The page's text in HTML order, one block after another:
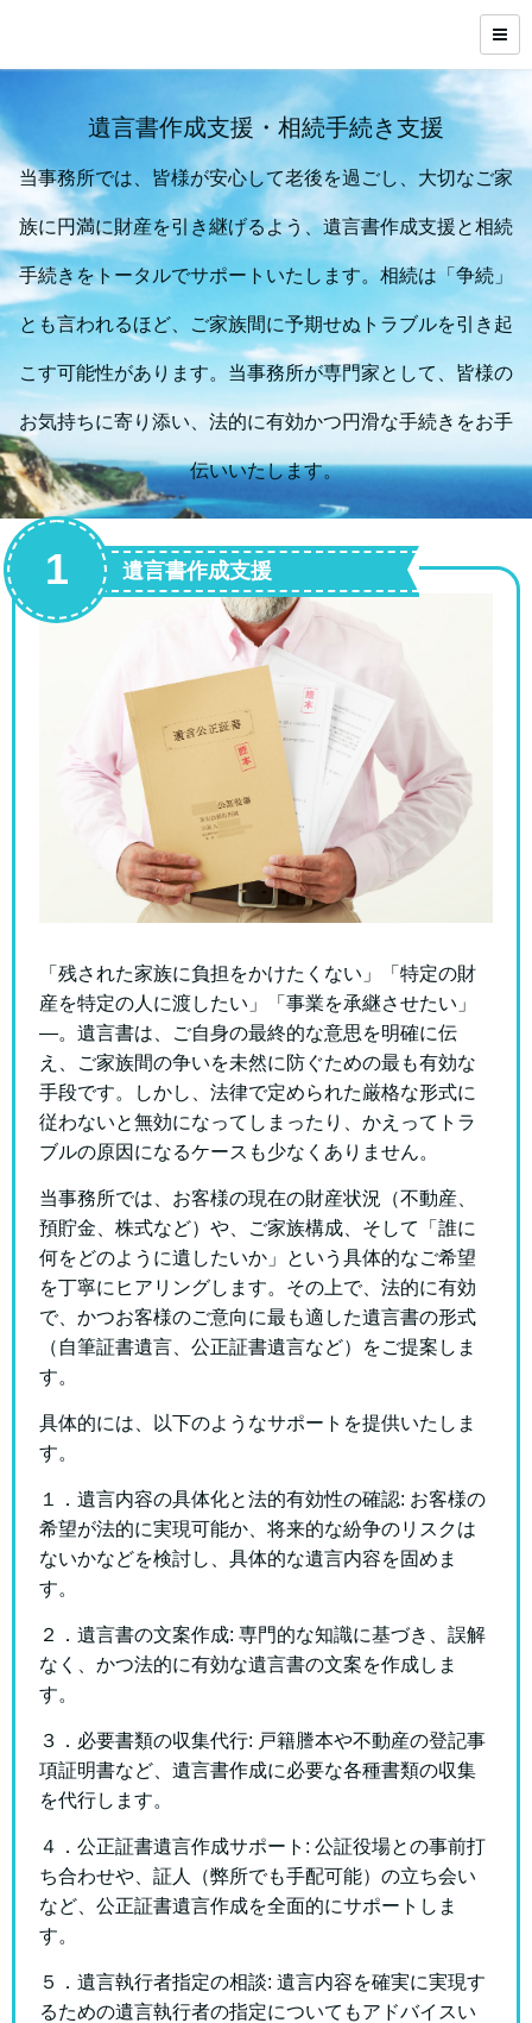
遺言書作成支援・相続手続き支援
当事務所では、皆様が安心して老後を過ごし、大切なご家
族に円満に財産を引き継げるよう、遺言書作成支援と相続
手続きをトータルでサポートいたします。相続は「争続」
とも言われるほど、ご家族間に予期せぬトラブルを引き起
こす可能性があります。当事務所が専門家として、皆様の
お気持ちに寄り添い、法的に有効かつ円滑な手続きをお手
伝いいたします。
遺言書作成支援
1
「残された家族に負担をかけたくない」「特定の財
産を特定の人に渡したい」「事業を承継させたい」
—。遺言書は、ご自身の最終的な意思を明確に伝
え、ご家族間の争いを未然に防ぐための最も有効な
手段です。しかし、法律で定められた厳格な形式に
従わないと無効になってしまったり、かえってトラ
ブルの原因になるケースも少なくありません。
当事務所では、お客様の現在の財産状況（不動産、
預貯金、株式など）や、ご家族構成、そして「誰に
何をどのように遺したいか」という具体的なご希望
を丁寧にヒアリングします。その上で、法的に有効
で、かつお客様のご意向に最も適した遺言書の形式
（自筆証書遺言、公正証書遺言など）をご提案しま
す。
具体的には、以下のようなサポートを提供いたしま
す。
１．遺言内容の具体化と法的有効性の確認: お客様の
希望が法的に実現可能か、将来的な紛争のリスクは
ないかなどを検討し、具体的な遺言内容を固めま
す。
２．遺言書の文案作成: 専門的な知識に基づき、誤解
なく、かつ法的に有効な遺言書の文案を作成しま
す。
３．必要書類の収集代行: 戸籍謄本や不動産の登記事
項証明書など、遺言書作成に必要な各種書類の収集
を代行します。
４．公正証書遺言作成サポート: 公証役場との事前打
ち合わせや、証人（弊所でも手配可能）の立ち会い
など、公正証書遺言作成を全面的にサポートしま
す。
５．遺言執行者指定の相談: 遺言内容を確実に実現す
るための遺言執行者の指定についてもアドバイスい